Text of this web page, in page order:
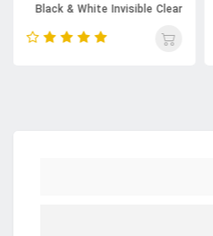
Black & White Invisible Clear